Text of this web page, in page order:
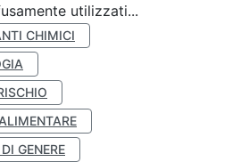
utilizzati...
CHIMICI
GENERE